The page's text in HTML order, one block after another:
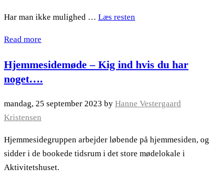
Har man ikke mulighed … Læs resten
Read more
Hjemmesidemøde – Kig ind hvis du har
noget….
mandag, 25 september 2023 by Hanne Vestergaard
Kristensen
Hjemmesidegruppen arbejder løbende på hjemmesiden, og
sidder i de bookede tidsrum i det store mødelokale i
Aktivitetshuset.